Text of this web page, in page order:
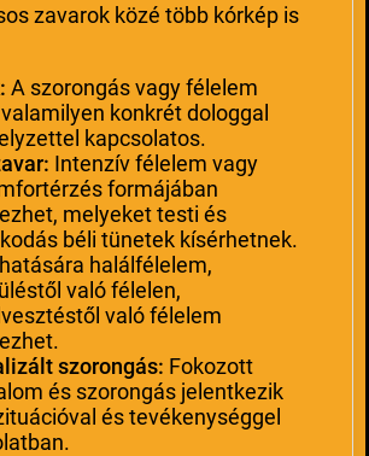
zavarok közé több kórkép is
A szorongás vagy félelem
konkrét dologgal
kapcsolatos.
Intenzív félelem vagy
formájában
melyeket testi és
béli tünetek kísérhetnek.
halálfélelem,
való félelen,
való félelem
szorongás: Fokozott
és szorongás jelentkezik
és tevékenységgel